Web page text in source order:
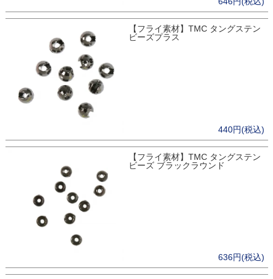
【フライ素材】TMC タングステン
ビーズプラス
440円(税込)
【フライ素材】TMC タングステン
ビーズ ブラックラウンド
636円(税込)